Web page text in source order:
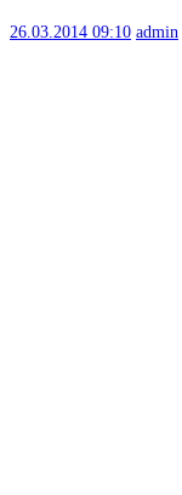
26.03.2014 09:10 admin